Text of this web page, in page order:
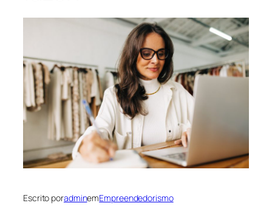
Escrito poradminemEmpreendedorismo